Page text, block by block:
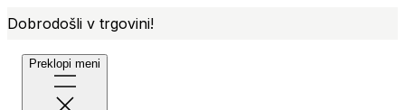
Dobrodošli v trgovini!
Preklopi meni